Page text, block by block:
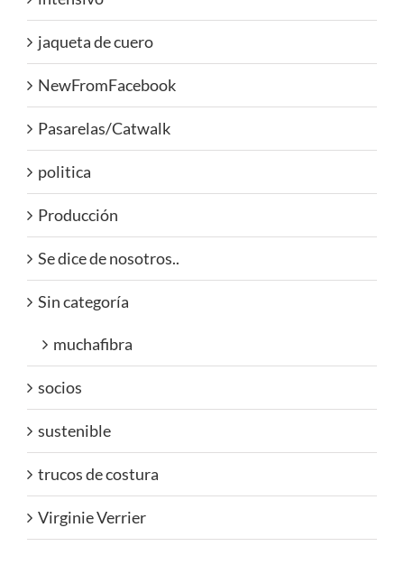
jaqueta de cuero
NewFromFacebook
Pasarelas/Catwalk
politica
Producción
Se dice de nosotros..
Sin categoría
muchafibra
socios
sustenible
trucos de costura
Virginie Verrier